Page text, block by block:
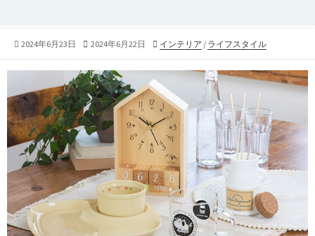
公
日
2024年6月23日
最
更
新
日
2024年6月22日
カ
ゴ
リ
ー
インテリア / ライフスタイル